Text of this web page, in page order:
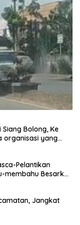
Bolong, Ke
organisasi yang
Pelantikan
membahu Besarkan
Jangkat